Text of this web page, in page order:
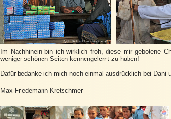
Im Nachhinein bin ich wirklich froh, diese mir gebotene
weniger schönen Seiten kennengelernt zu haben!
Dafür bedanke ich mich noch einmal ausdrücklich bei Dani
Max-Friedemann Kretschmer